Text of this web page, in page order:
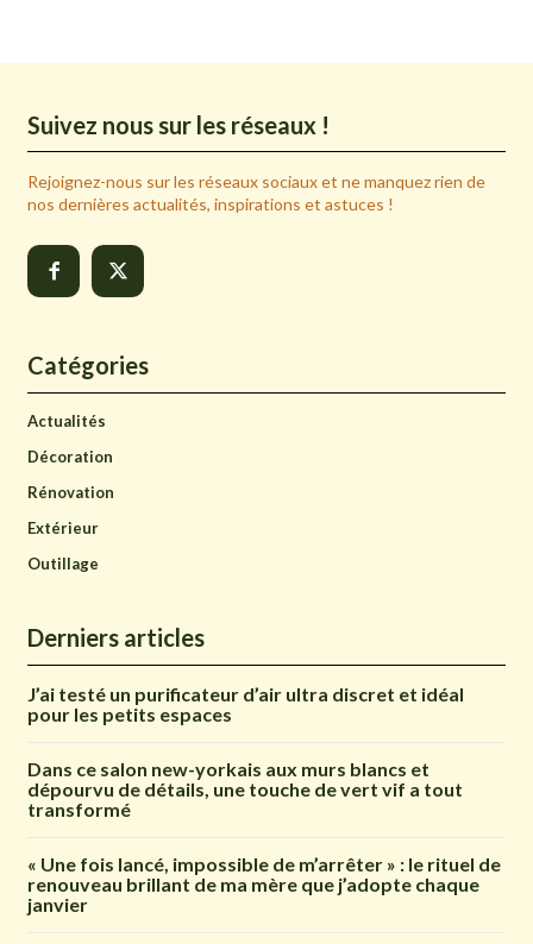
Suivez nous sur les réseaux !
Rejoignez-nous sur les réseaux sociaux et ne manquez rien de
nos dernières actualités, inspirations et astuces !
Catégories
Actualités
Décoration
Rénovation
Extérieur
Outillage
Derniers articles
J’ai testé un purificateur d’air ultra discret et idéal
pour les petits espaces
Dans ce salon new-yorkais aux murs blancs et
dépourvu de détails, une touche de vert vif a tout
transformé
« Une fois lancé, impossible de m’arrêter » : le rituel de
renouveau brillant de ma mère que j’adopte chaque
janvier